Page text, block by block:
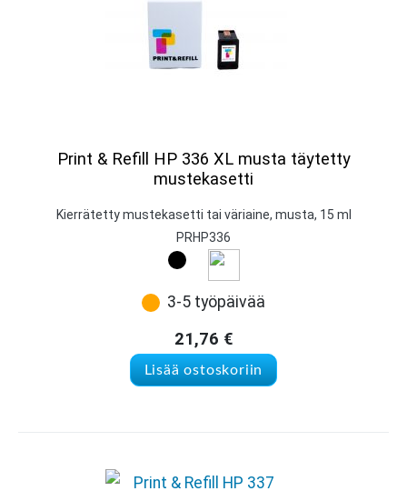
Print & Refill HP 336 XL musta täytetty
mustekasetti
Kierrätetty mustekasetti tai väriaine, musta, 15 ml
PRHP336
3-5 työpäivää
21,76 €
Lisää ostoskoriin